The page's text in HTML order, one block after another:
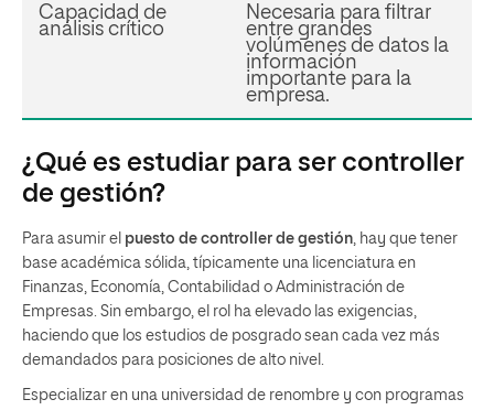
Capacidad de
análisis crítico
Necesaria para filtrar
entre grandes
volúmenes de datos la
información
importante para la
empresa.
¿Qué es estudiar para ser controller
de gestión?
Para asumir el puesto de controller de gestión , hay que tener
base académica sólida, típicamente una licenciatura en
Finanzas, Economía, Contabilidad o Administración de
Empresas. Sin embargo, el rol ha elevado las exigencias,
haciendo que los estudios de posgrado sean cada vez más
demandados para posiciones de alto nivel.
Especializar en una universidad de renombre y con programas